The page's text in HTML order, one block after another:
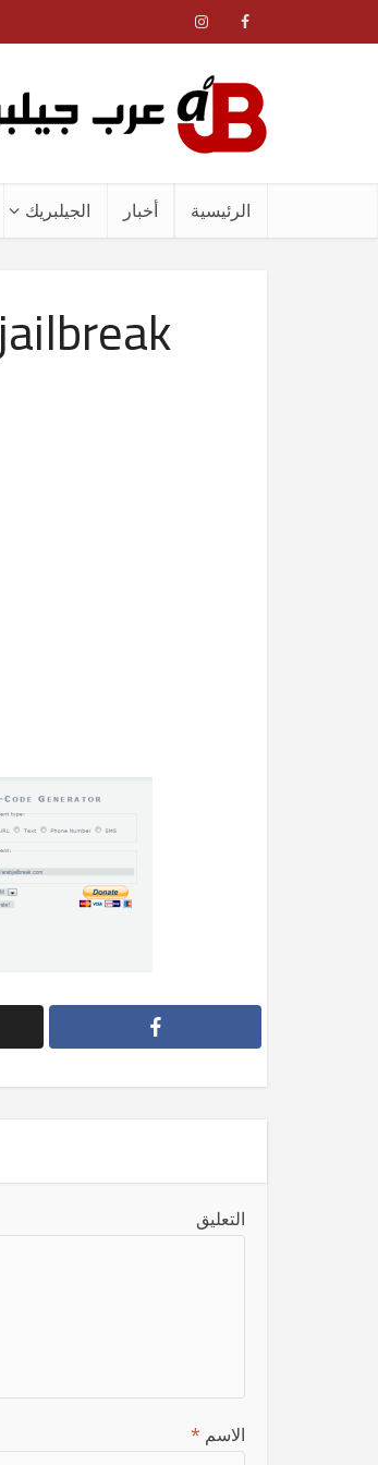
الرئيسية أخبار الجيلبريك
التعليق
الاسم *